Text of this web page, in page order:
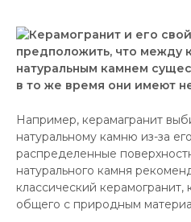
предположить, что между
натуральным камнем
в то же время они имеют
Например, керамагранит
натуральному камню из-за
распределенные
натурального камня
классический
общего с природным